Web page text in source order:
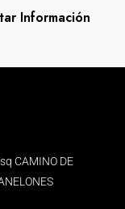
Información
CAMINO DE